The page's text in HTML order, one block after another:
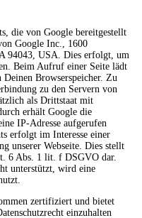
die von Google bereitgestellt
Google Inc., 1600
94043, USA. Dies erfolgt, um
Beim Aufruf einer Seite lädt
Browserspeicher. Zu
zu den Servern von
als Drittstaat mit
erhält Google die
IP-Adresse aufgerufen
erfolgt im Interesse einer
unserer Webseite. Dies stellt
6 Abs. 1 lit. f DSGVO dar.
unterstützt, wird eine
zertifiziert und bietet
einzuhalten